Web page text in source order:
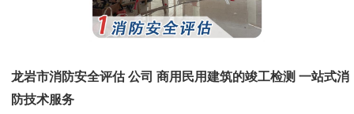
龙岩市消防安全评估 公司 商用民用建筑的竣工检测 一站式消
防技术服务